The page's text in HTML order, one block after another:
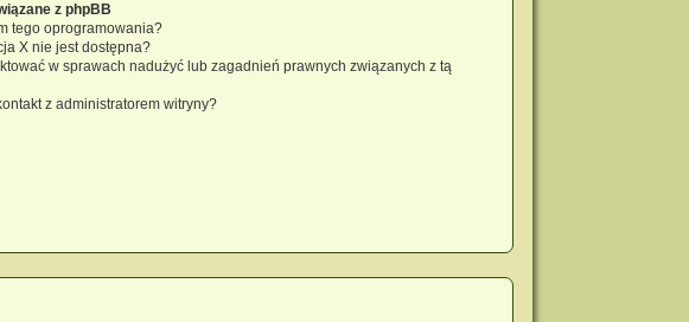
z phpBB
tego oprogramowania?
X nie jest dostępna?
w sprawach nadużyć lub zagadnień prawnych związanych z tą
z administratorem witryny?